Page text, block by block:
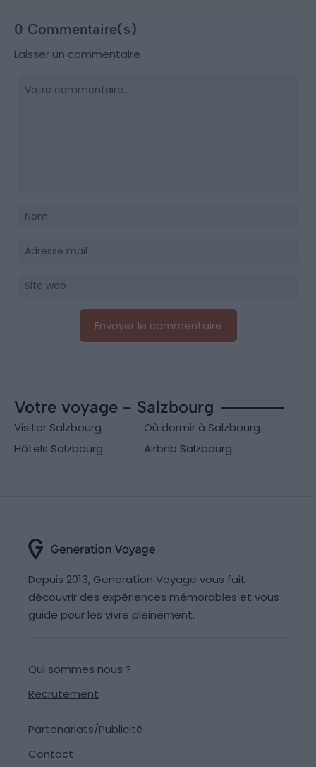
0 Commentaire(s)
Laisser un commentaire
Votre voyage - Salzbourg
Visiter Salzbourg
Où dormir à Salzbourg
Hôtels Salzbourg
Airbnb Salzbourg
Depuis 2013, Generation Voyage vous fait
découvrir des expériences mémorables et vous
guide pour les vivre pleinement.
Qui sommes nous ?
Recrutement
Partenariats/Publicité
Contact